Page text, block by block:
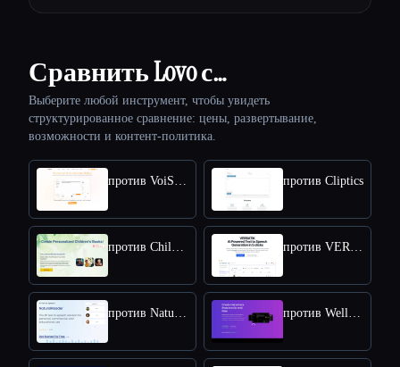
Сравнить Lovo с…
Выберите любой инструмент, чтобы увидеть
структурированное сравнение: цены, развертывание,
возможности и контент-политика.
против Cliptics